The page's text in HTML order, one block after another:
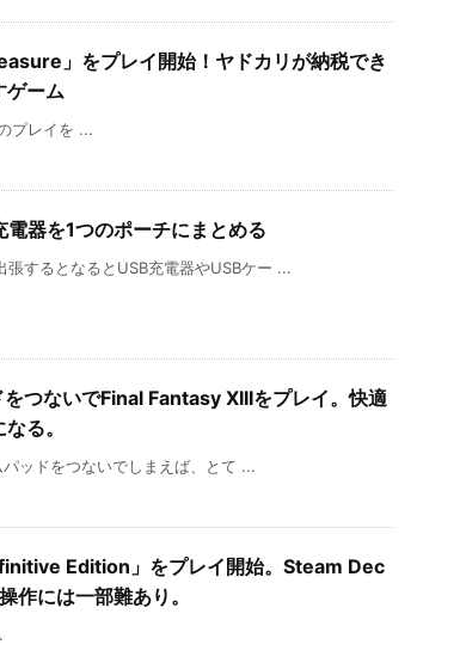
」をプレイ開始！ヤドカリが納税でき
ゲーム
プレイを ...
器を1つのポーチにまとめる
するとなるとUSB充電器やUSBケー ...
つないでFinal Fantasy XIIIをプレイ。快適
る。
ッドをつないでしまえば、とて ...
Edition」をプレイ開始。Steam Dec
作には一部難あり。